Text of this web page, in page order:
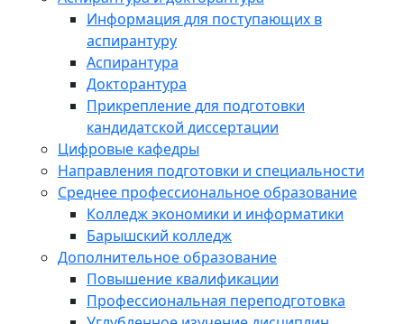
Информация для поступающих в
аспирантуру
Аспирантура
Докторантура
Прикрепление для подготовки
кандидатской диссертации
Цифровые кафедры
Направления подготовки и специальности
Среднее профессиональное образование
Колледж экономики и информатики
Барышский колледж
Дополнительное образование
Повышение квалификации
Профессиональная переподготовка